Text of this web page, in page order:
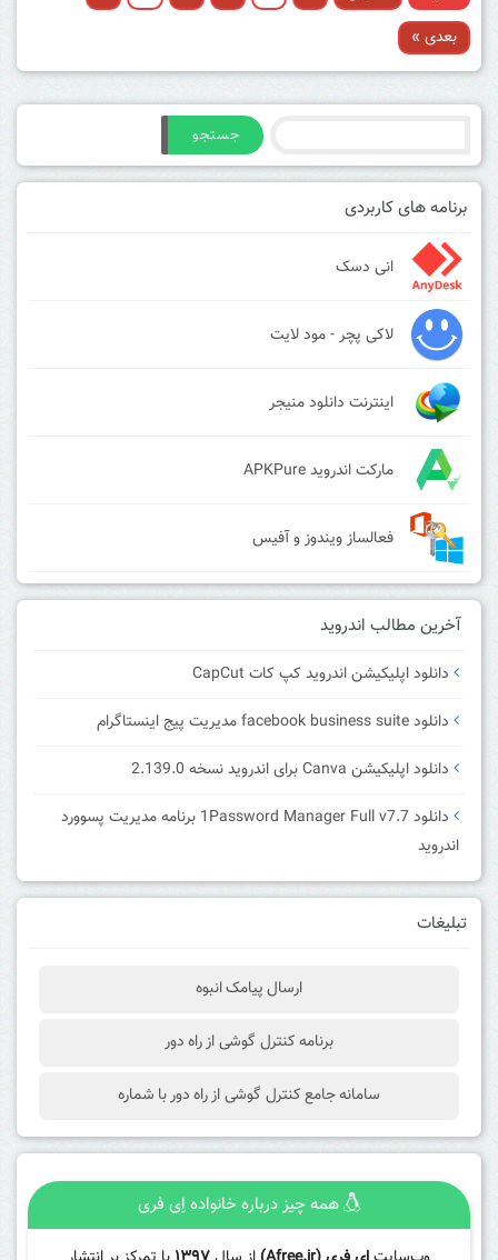
بعدی »
جستجو
برنامه های کاربردی
انی دسک
لاکی پچر - مود لایت
اینترنت دانلود منیجر
مارکت اندروید APKPure
فعالساز ویندوز و آفیس
آخرین مطالب اندروید
دانلود اپلیکیشن اندروید کپ کات CapCut
دانلود facebook business suite مدیریت پیج اینستاگرام
دانلود اپلیکیشن Canva برای اندروید نسخه 2.139.0
دانلود 1Password Manager Full v7.7 برنامه مدیریت پسوورد
اندروید
تبلیغات
ارسال پیامک انبوه
برنامه کنترل گوشی از راه دور
سامانه جامع کنترل گوشی از راه دور با شماره
همه چیز درباره خانواده اِی فری